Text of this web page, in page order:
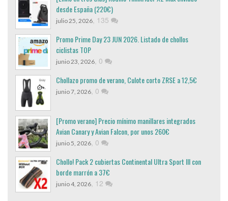
desde España (220€)
julio 25, 2026, 135
Promo Prime Day 23 JUN 2026. Listado de chollos
ciclistas TOP
junio 23, 2026, 0
Chollazo promo de verano, Culote corto ZRSE a 12,5€
junio 7, 2026, 0
[Promo verano] Precio mínimo manillares integrados
Avian Canary y Avian Falcon, por unos 260€
junio 5, 2026, 0
Chollo! Pack 2 cubiertas Continental Ultra Sport III con
borde marrón a 37€
junio 4, 2026, 12